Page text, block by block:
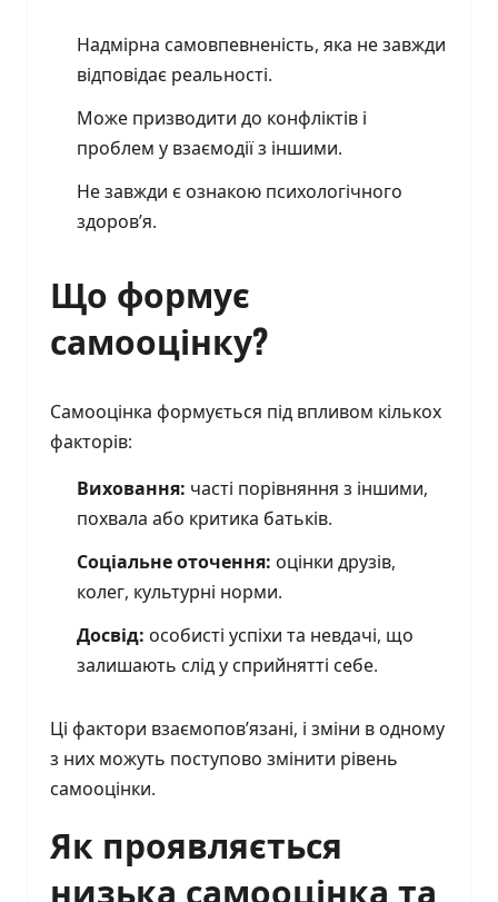
Надмірна самовпевненість, яка не завжди
відповідає реальності.
Може призводити до конфліктів і
проблем у взаємодії з іншими.
Не завжди є ознакою психологічного
здоров’я.
Що формує
самооцінку?
Самооцінка формується під впливом кількох
факторів:
Виховання: часті порівняння з іншими,
похвала або критика батьків.
Соціальне оточення: оцінки друзів,
колег, культурні норми.
Досвід: особисті успіхи та невдачі, що
залишають слід у сприйнятті себе.
Ці фактори взаємопов’язані, і зміни в одному
з них можуть поступово змінити рівень
самооцінки.
Як проявляється
низька самооцінка та